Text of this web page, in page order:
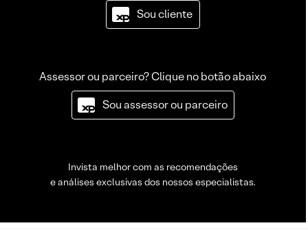
Sou cliente
Assessor ou parceiro? Clique no botão abaixo
Sou assessor ou parceiro
Invista melhor com as recomendações
e análises exclusivas dos nossos especialistas.